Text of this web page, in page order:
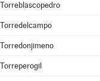
Torreblascopedro
Torredelcampo
Torredonjimeno
Torreperogil